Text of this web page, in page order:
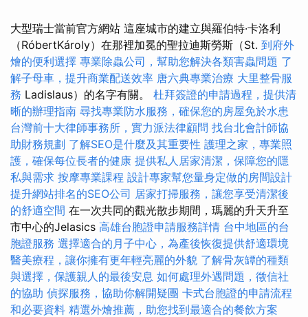
大型瑞士當前官方網站 這座城市的建立與羅伯特·卡洛利
（RóbertKároly）在那裡加冕的聖拉迪斯勞斯（St. 到府外
燴的便利選擇 專業除蟲公司，幫助您解決各類害蟲問題 了
解子母車，提升商業配送效率 唐六典專業治療 大里整骨服
務 Ladislaus）的名字有關。 杜拜簽證的申請過程，提供清
晰的辦理指南 尋找專業防水服務，確保您的房屋免於水患
台灣前十大律師事務所，實力派法律顧問 找台北會計師協
助財務規劃 了解SEO是什麼及其重要性 護理之家，專業照
護，確保每位長者的健康 提供私人居家清潔，保障您的隱
私與需求 按摩專業課程 設計專家幫您量身定做的房間設計
提升網站排名的SEO公司 居家打掃服務，讓您享受清潔後
的舒適空間 在一次共同的觀光散步期間，瑪麗的升天升至
市中心的Jelasics 高雄台胞證申請服務詳情 台中地區的台
胞證服務 選擇適合的月子中心，為產後恢復提供舒適環境
醫美療程，讓你擁有更年輕亮麗的外貌 了解骨灰罈的種類
與選擇，保護親人的最後安息 如何處理外遇問題，徵信社
的協助 偵探服務，協助你解開疑團 卡式台胞證的申請流程
和必要資料 精選外燴推薦，助您找到最適合的餐飲方案